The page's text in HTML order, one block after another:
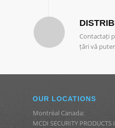
Contactați
țări vă
OUR LOCATIONS
Montréal Canada:
MCDI SECURITY PRODUCTS